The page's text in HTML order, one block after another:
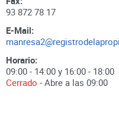
93 872 78 17
E-Mail:
Horario:
09:00 - 14:00 y 16:00 - 18:00
Cerrado - Abre a las 09:00